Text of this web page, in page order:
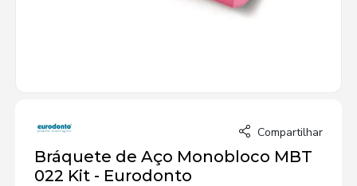
Compartilhar
Bráquete de Aço Monobloco MBT
022 Kit - Eurodonto